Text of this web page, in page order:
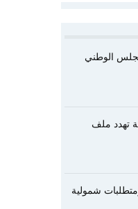
الوطني
تهدد ملف
شمولية